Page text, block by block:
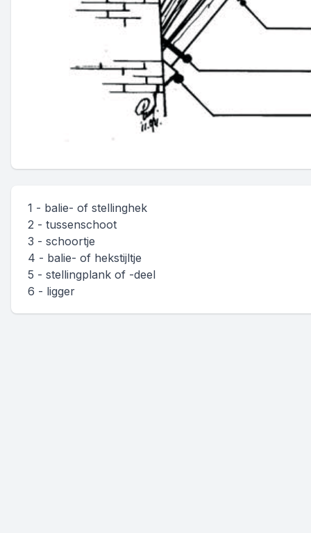
1 - balie- of stellinghek
2 - tussenschoot
3 - schoortje
4 - balie- of hekstijltje
5 - stellingplank of -deel
6 - ligger